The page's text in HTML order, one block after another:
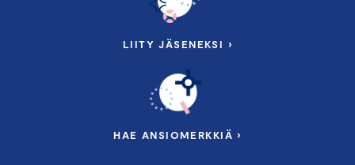
LIITY JÄSENEKSI ›
HAE ANSIOMERKKIÄ ›